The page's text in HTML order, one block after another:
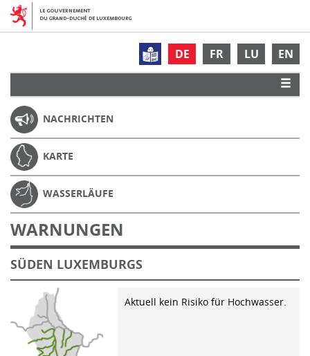
DE FR LU EN
NACHRICHTEN
KARTE
WASSERLÄUFE
WARNUNGEN
SÜDEN LUXEMBURGS
Aktuell kein Risiko für Hochwasser.